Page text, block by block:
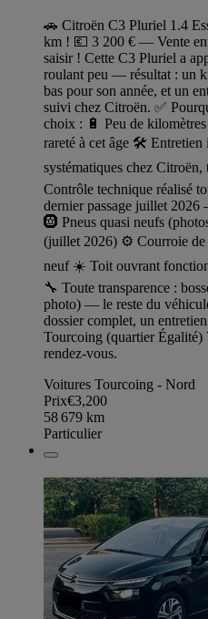
🚗 Citroën C3 Pluriel 1.4
km ! 💶 3 200 € — Vente
saisir ! Cette C3 Pluriel a
roulant peu — résultat : un
bas pour son année, et un
suivi chez Citroën. ✅
choix : 🔋 Peu de
rareté à cet âge 🛠️ Entretien
systématiques chez
Contrôle technique réalisé
dernier passage juillet
🛞 Pneus quasi neufs
(juillet 2026) ⚙️ Courroie de
neuf ☀️ Toit ouvrant
🔧 Toute transparence :
photo) — le reste du
dossier complet, un
Tourcoing (quartier Égalité)
rendez-vous.
Voitures Tourcoing - Nord
Prix€3,200
58 679 km
Particulier